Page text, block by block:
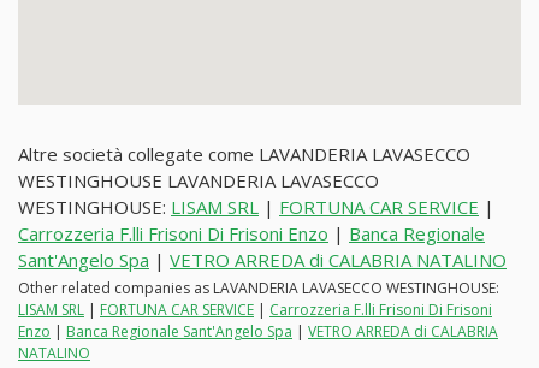
Altre società collegate come LAVANDERIA LAVASECCO
WESTINGHOUSE LAVANDERIA LAVASECCO
WESTINGHOUSE: LISAM SRL | FORTUNA CAR SERVICE |
Carrozzeria F.lli Frisoni Di Frisoni Enzo | Banca Regionale
Sant'Angelo Spa | VETRO ARREDA di CALABRIA NATALINO
Other related companies as LAVANDERIA LAVASECCO WESTINGHOUSE:
LISAM SRL | FORTUNA CAR SERVICE | Carrozzeria F.lli Frisoni Di Frisoni
Enzo | Banca Regionale Sant'Angelo Spa | VETRO ARREDA di CALABRIA
NATALINO